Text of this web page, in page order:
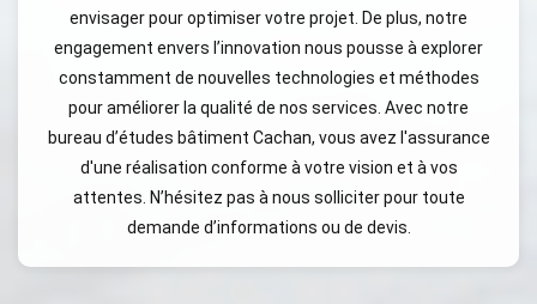
envisager pour optimiser votre projet. De plus, notre
engagement envers l’innovation nous pousse à explorer
constamment de nouvelles technologies et méthodes
pour améliorer la qualité de nos services. Avec notre
bureau d’études bâtiment Cachan, vous avez l'assurance
d'une réalisation conforme à votre vision et à vos
attentes. N’hésitez pas à nous solliciter pour toute
demande d’informations ou de devis.